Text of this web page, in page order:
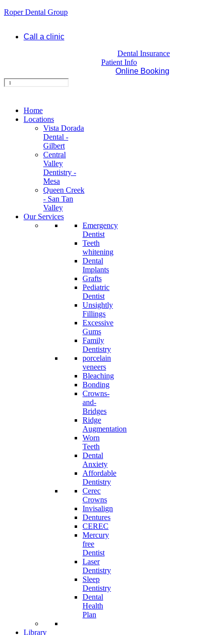
Roper Dental Group
Call a clinic
Dental Insurance
Patient Info
Online Booking
Home
Locations
Vista Dorada
Dental -
Gilbert
Central
Valley
Dentistry -
Mesa
Queen Creek
- San Tan
Valley
Our Services
Emergency
Dentist
Teeth
whitening
Dental
Implants
Grafts
Pediatric
Dentist
Unsightly
Fillings
Excessive
Gums
Family
Dentistry
porcelain
veneers
Bleaching
Bonding
Crowns-
and-
Bridges
Ridge
Augmentation
Worn
Teeth
Dental
Anxiety
Affordable
Dentistry
Cerec
Crowns
Invisalign
Dentures
CEREC
Mercury
free
Dentist
Laser
Dentistry
Sleep
Dentistry
Dental
Health
Plan
Library